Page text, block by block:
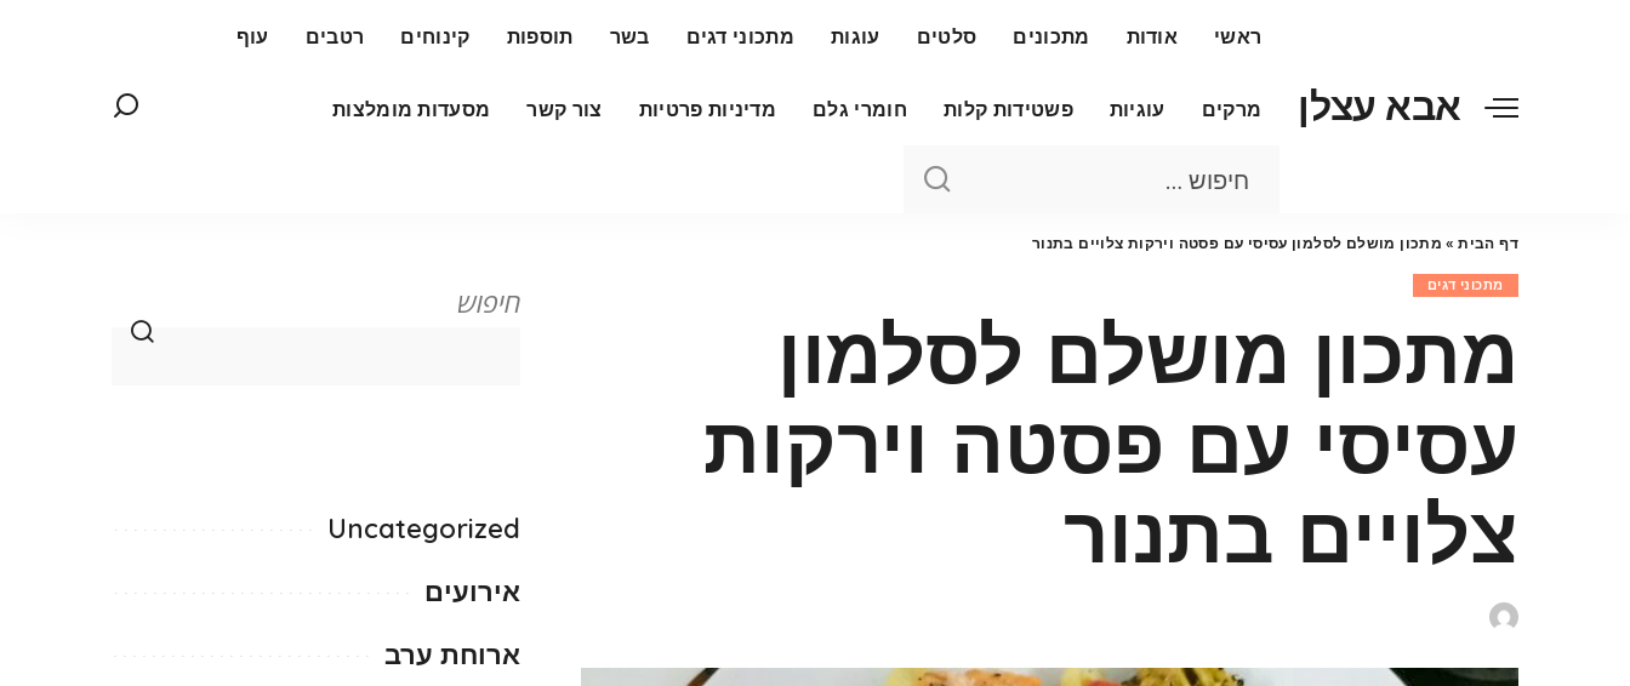
אבא עצלן
ראשי אודות מתכונים סלטים עוגות מתכוני דגים בשר תוספות קינוחים רטבים עוף
מרקים עוגיות פשטידות קלות חומרי גלם מדיניות פרטיות צור קשר מסעדות מומלצות
דף הבית» מתכון מושלם לסלמון עסיסי עם פסטה וירקות צלויים בתנור
מתכוני דגים
מתכון מושלם לסלמון
עסיסי עם פסטה וירקות
צלויים בתנור
חיפוש
Uncategorized
אירועים
ארוחת ערב